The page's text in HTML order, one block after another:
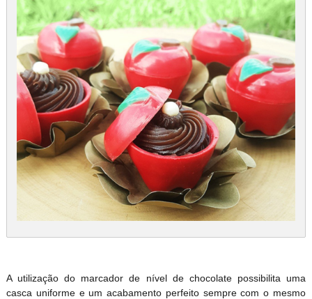
A utilização do marcador de nível de chocolate possibilita uma
casca uniforme e um acabamento perfeito sempre com o mesmo